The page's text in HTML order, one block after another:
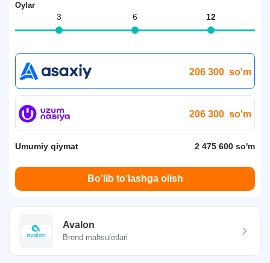
Oylar
3 6 12
206 300 so'm
206 300 so'm
Umumiy qiymat 2 475 600 so'm
Bo'lib to'lashga olish
Avalon
Brend mahsulotlari